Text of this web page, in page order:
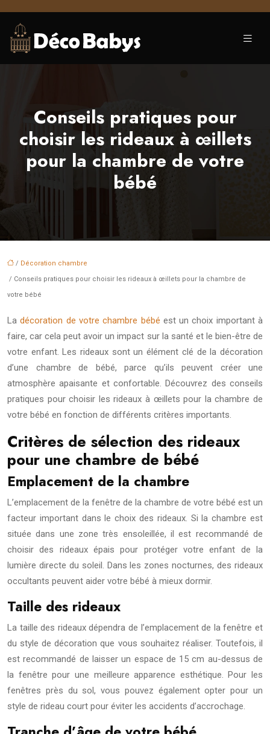
Conseils pratiques pour
choisir les rideaux à œillets
pour la chambre de votre
bébé
/ Décoration chambre
/ Conseils pratiques pour choisir les rideaux à œillets pour la chambre de
votre bébé
Ladécoration de votre chambre bébé est un choix important à
faire, car cela peut avoir un impact sur la santé et le bien-être de
votre enfant. Les rideaux sont un élément clé de la décoration
d’une chambre de bébé, parce qu’ils peuvent créer une
atmosphère apaisante et confortable. Découvrez des conseils
pratiques pour choisir les rideaux à œillets pour la chambre de
votre bébé en fonction de différents critères importants.
Critères de sélection des rideaux
pour une chambre de bébé
Emplacement de la chambre
L’emplacement de la fenêtre de la chambre de votre bébé est un
facteur important dans le choix des rideaux. Si la chambre est
située dans une zone très ensoleillée, il est recommandé de
choisir des rideaux épais pour protéger votre enfant de la
lumière directe du soleil. Dans les zones nocturnes, des rideaux
occultants peuvent aider votre bébé à mieux dormir.
Taille des rideaux
La taille des rideaux dépendra de l’emplacement de la fenêtre et
du style de décoration que vous souhaitez réaliser. Toutefois, il
est recommandé de laisser un espace de 15 cm au-dessus de
la fenêtre pour une meilleure apparence esthétique. Pour les
fenêtres près du sol, vous pouvez également opter pour un
style de rideau court pour éviter les accidents d’accrochage.